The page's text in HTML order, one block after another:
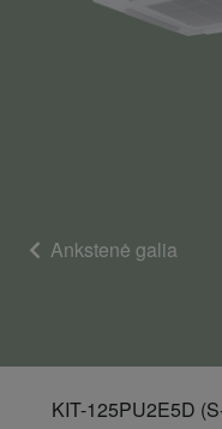
Ankstenė galia
KIT-125PU2E5D